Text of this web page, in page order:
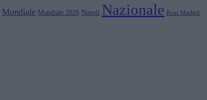
Mondiale Mondiale 2026 Napoli Nazionale Real Madrid